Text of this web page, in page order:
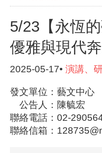
5/23【永恆
優雅與現代
2025-05-17• 演講、
發文單位：藝文中心
公告人：陳毓宏
聯絡電話：02-
聯絡信箱：